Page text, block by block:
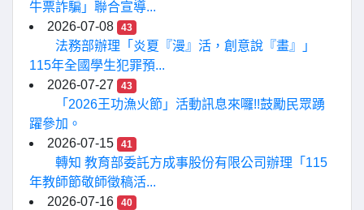
牛票詐騙」聯合宣導...
2026-07-08
43
法務部辦理「炎夏『漫』活，創意說『畫』」
115年全國學生犯罪預...
2026-07-27
43
「2026王功漁火節」活動訊息來囉!!鼓勵民眾踴
躍參加。
2026-07-15
41
轉知 教育部委託方成事股份有限公司辦理「115
年教師節敬師徵稿活...
2026-07-16
40